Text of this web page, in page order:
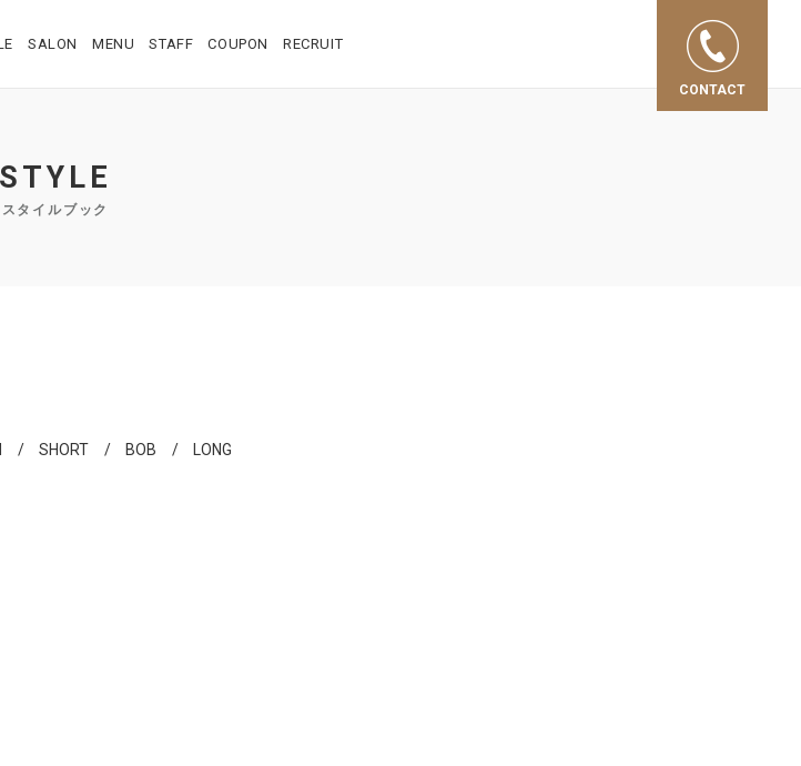
SALON MENU STAFF COUPON RECRUIT
CONTACT
STYLE
スタイルブック
SHORT BOB LONG